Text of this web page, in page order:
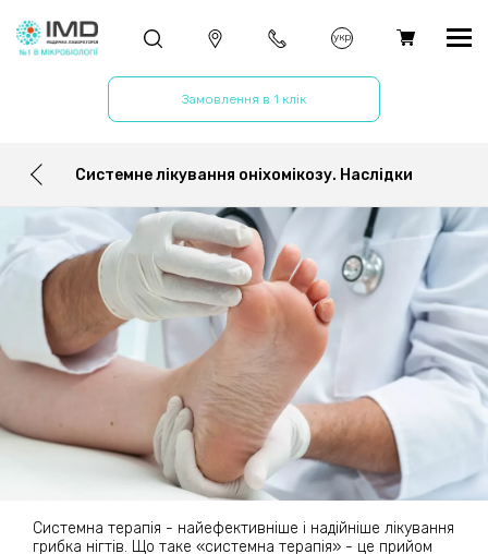
укр
Замовлення в 1 клік
Системне лікування оніхомікозу. Наслідки
Системна терапія - найефективніше і надійніше лікування
грибка нігтів. Що таке «системна терапія» - це прийом